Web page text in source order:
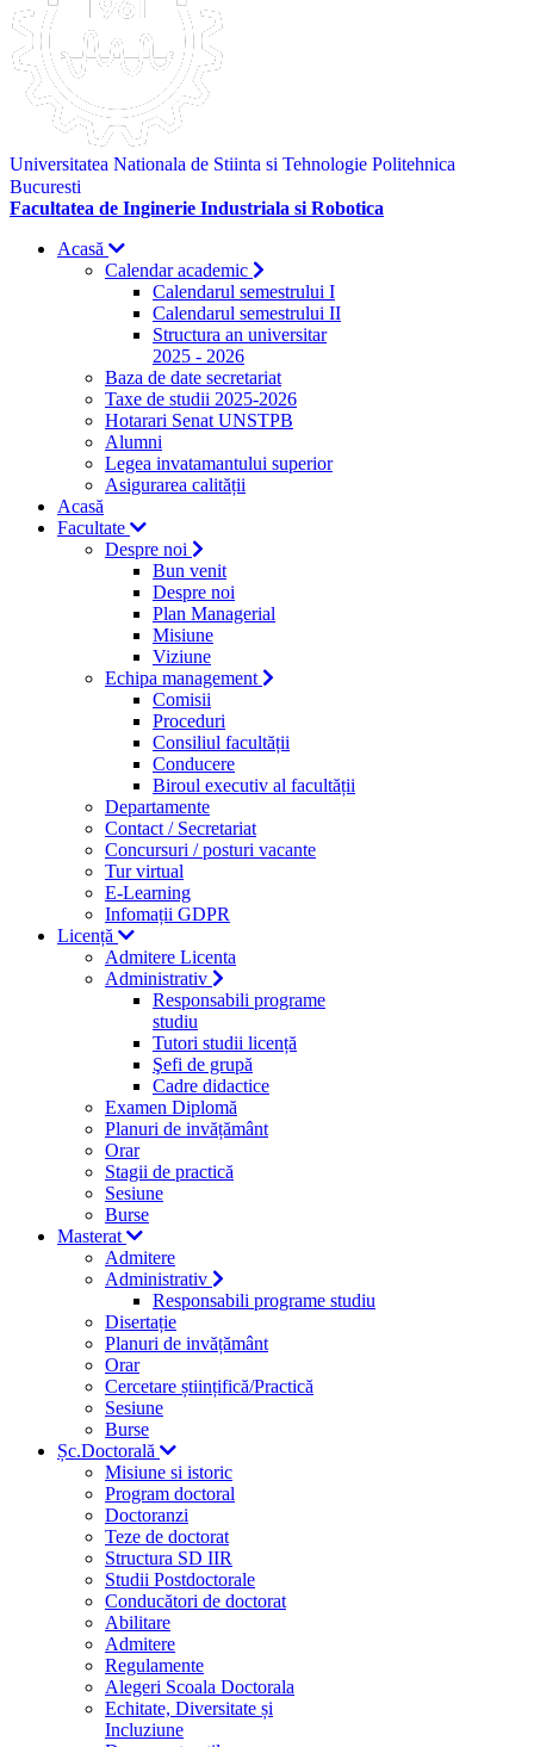
Universitatea Nationala de Stiinta si Tehnologie Politehnica
Bucuresti
Facultatea de Inginerie Industriala si Robotica
Acasă
Calendar academic
Calendarul semestrului I
Calendarul semestrului II
Structura an universitar
2025 - 2026
Baza de date secretariat
Taxe de studii 2025-2026
Hotarari Senat UNSTPB
Alumni
Legea invatamantului superior
Asigurarea calității
Acasă
Facultate
Despre noi
Bun venit
Despre noi
Plan Managerial
Misiune
Viziune
Echipa management
Comisii
Proceduri
Consiliul facultății
Conducere
Biroul executiv al facultății
Departamente
Contact / Secretariat
Concursuri / posturi vacante
Tur virtual
E-Learning
Infomații GDPR
Licență
Admitere Licenta
Administrativ
Responsabili programe
studiu
Tutori studii licență
Şefi de grupă
Cadre didactice
Examen Diplomă
Planuri de invățământ
Orar
Stagii de practică
Sesiune
Burse
Masterat
Admitere
Administrativ
Responsabili programe studiu
Disertație
Planuri de invățământ
Orar
Cercetare științifică/Practică
Sesiune
Burse
Șc.Doctorală
Misiune si istoric
Program doctoral
Doctoranzi
Teze de doctorat
Structura SD IIR
Studii Postdoctorale
Conducători de doctorat
Abilitare
Admitere
Regulamente
Alegeri Scoala Doctorala
Echitate, Diversitate și
Incluziune